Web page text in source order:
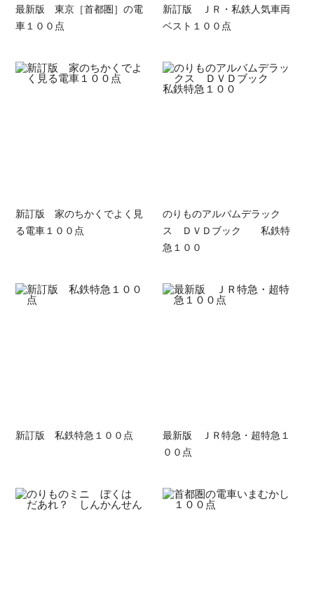
最新版 東京［首都圏］の電
車１００点
新訂版 ＪＲ・私鉄人気車両
ベスト１００点
新訂版 家のちかくでよく見
る電車１００点
のりものアルバムデラック
ス ＤＶＤブック 私鉄特
急１００
新訂版 私鉄特急１００点
最新版 ＪＲ特急・超特急１
００点